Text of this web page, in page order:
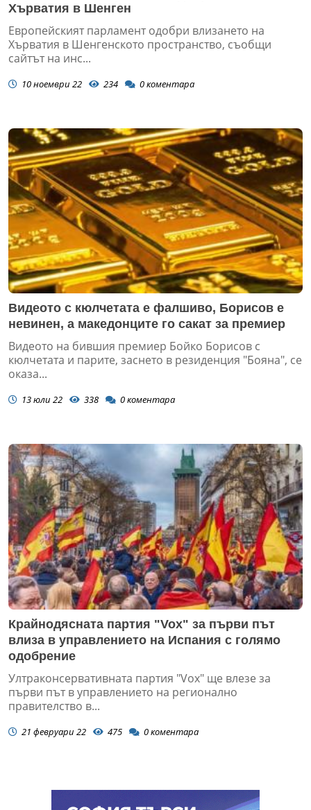
Хърватия в Шенген
Европейският парламент одобри влизането на
Хърватия в Шенгенското пространство, съобщи
сайтът на инс...
10 ноември 22 234 0коментара
Видеото с кюлчетата е фалшиво, Борисов е
невинен, а македонците го сакат за премиер
Видеото на бившия премиер Бойко Борисов с
кюлчетата и парите, заснето в резиденция "Бояна", се
оказа...
13 юли 22 338 0коментара
Крайнодясната партия "Vox" за първи път
влиза в управлението на Испания с голямо
одобрение
Ултраконсервативната партия "Vox" ще влезе за
първи път в управлението на регионално
правителство в...
21 февруари 22 475 0коментара